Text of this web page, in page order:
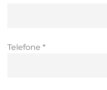
Telefone *